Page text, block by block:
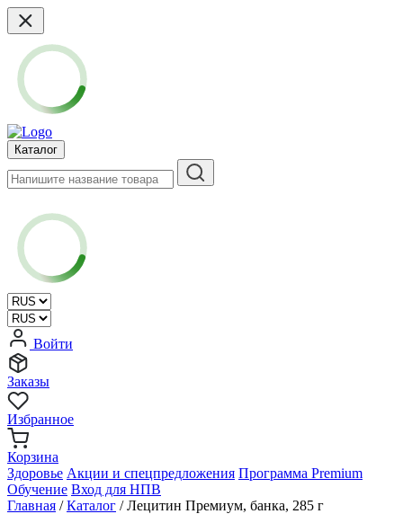
Каталог
Войти
Заказы
Избранное
Корзина
Здоровье Акции и спецпредложения Программа Premium
Обучение Вход для НПВ
Главная / Каталог / Лецитин Премиум, банка, 285 г